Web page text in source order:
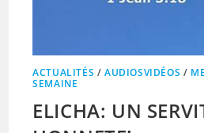
ACTUALITÉS /AUDIOSVIDÉOS /
SEMAINE
ELICHA: UN